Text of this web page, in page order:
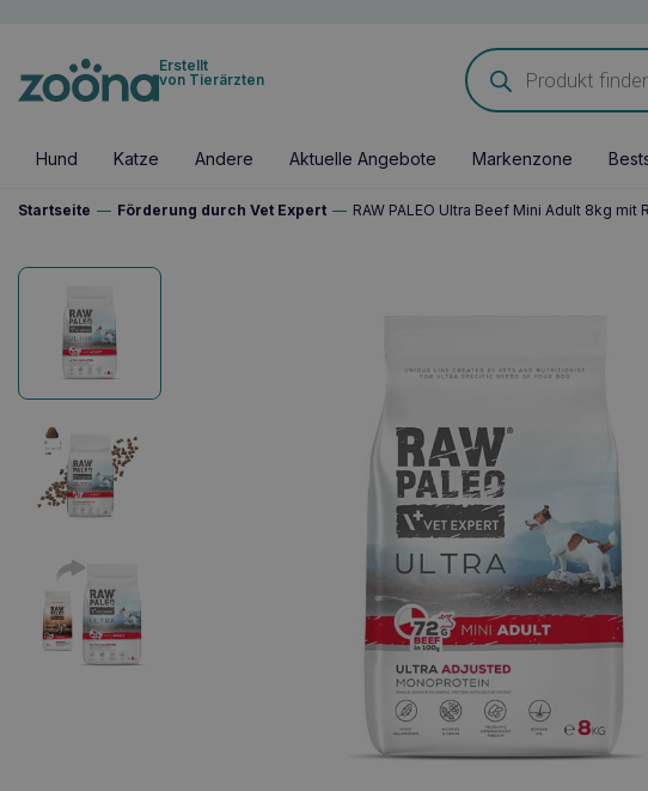
Erstellt
von Tierärzten
Products
search
Hund Katze Andere Aktuelle Angebote Markenzone
Startseite — Förderung durch Vet Expert — RAW PALEO Ultra Beef Mini Adult 8kg